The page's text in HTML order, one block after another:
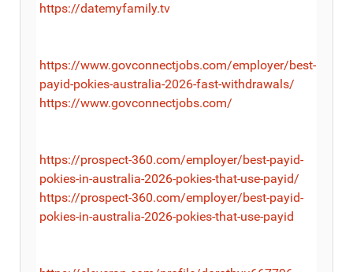
https://datemyfamily.tv
https://www.govconnectjobs.com/employer/best-
payid-pokies-australia-2026-fast-withdrawals/
https://www.govconnectjobs.com/
https://prospect-360.com/employer/best-payid-
pokies-in-australia-2026-pokies-that-use-payid/
https://prospect-360.com/employer/best-payid-
pokies-in-australia-2026-pokies-that-use-payid